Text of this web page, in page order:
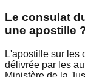
Le consulat
une apostille
L'apostille sur les
délivrée par les